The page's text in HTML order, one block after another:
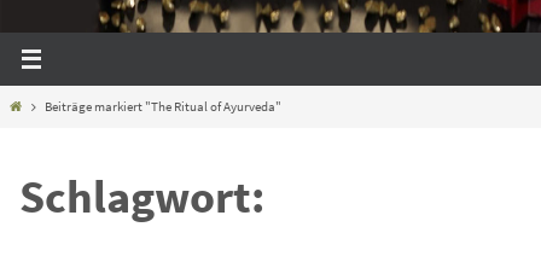
HomeBeiträge markiert "The Ritual of Ayurveda"
Schlagwort: